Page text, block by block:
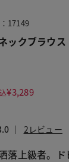
17149
ックブラウス
¥3,289
2レビュー
落上級者。
する
税込¥3,289